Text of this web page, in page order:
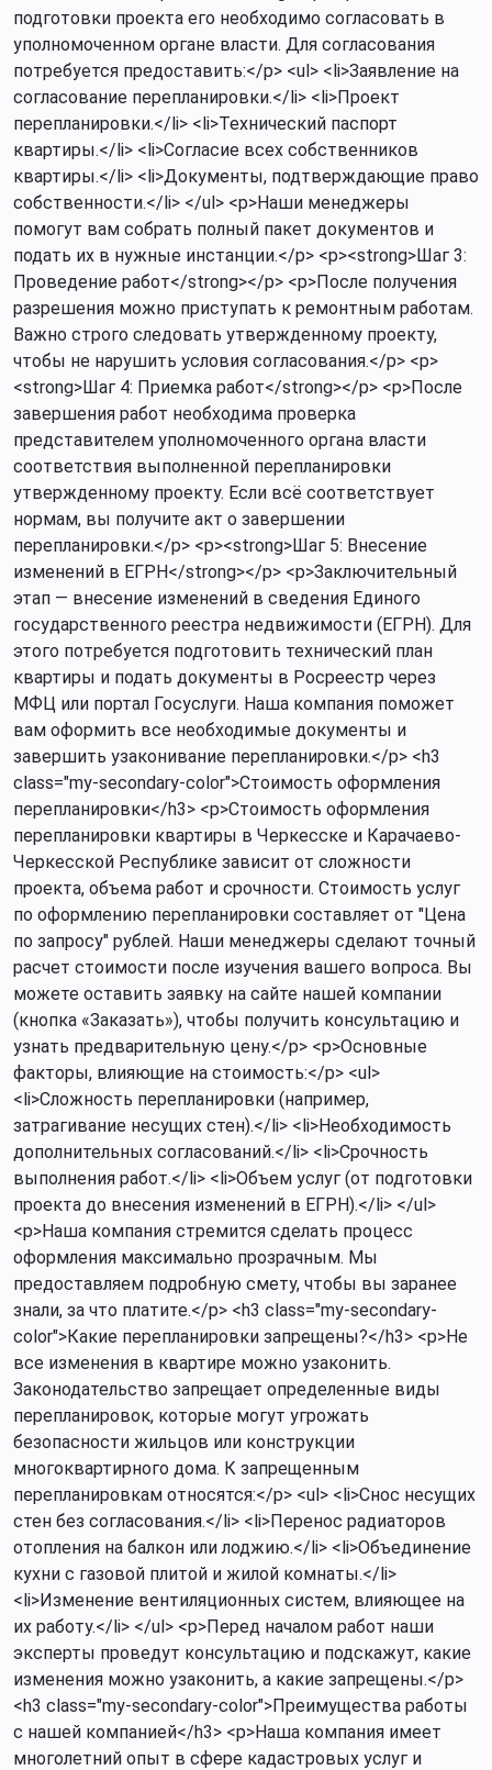
подготовки проекта его необходимо согласовать в
уполномоченном органе власти. Для согласования
потребуется предоставить:</p> <ul> <li>Заявление на
согласование перепланировки.</li> <li>Проект
перепланировки.</li> <li>Технический паспорт
квартиры.</li> <li>Согласие всех собственников
квартиры.</li> <li>Документы, подтверждающие право
собственности.</li> </ul> <p>Наши менеджеры
помогут вам собрать полный пакет документов и
подать их в нужные инстанции.</p> <p><strong>Шаг 3:
Проведение работ</strong></p> <p>После получения
разрешения можно приступать к ремонтным работам.
Важно строго следовать утвержденному проекту,
чтобы не нарушить условия согласования.</p> <p>
<strong>Шаг 4: Приемка работ</strong></p> <p>После
завершения работ необходима проверка
представителем уполномоченного органа власти
соответствия выполненной перепланировки
утвержденному проекту. Если всё соответствует
нормам, вы получите акт о завершении
перепланировки.</p> <p><strong>Шаг 5: Внесение
изменений в ЕГРН</strong></p> <p>Заключительный
этап — внесение изменений в сведения Единого
государственного реестра недвижимости (ЕГРН). Для
этого потребуется подготовить технический план
квартиры и подать документы в Росреестр через
МФЦ или портал Госуслуги. Наша компания поможет
вам оформить все необходимые документы и
завершить узаконивание перепланировки.</p> <h3
class="my-secondary-color">Стоимость оформления
перепланировки</h3> <p>Стоимость оформления
перепланировки квартиры в Черкесске и Карачаево-
Черкесской Республике зависит от сложности
проекта, объема работ и срочности. Стоимость услуг
по оформлению перепланировки составляет от "Цена
по запросу" рублей. Наши менеджеры сделают точный
расчет стоимости после изучения вашего вопроса. Вы
можете оставить заявку на сайте нашей компании
(кнопка «Заказать»), чтобы получить консультацию и
узнать предварительную цену.</p> <p>Основные
факторы, влияющие на стоимость:</p> <ul>
<li>Сложность перепланировки (например,
затрагивание несущих стен).</li> <li>Необходимость
дополнительных согласований.</li> <li>Срочность
выполнения работ.</li> <li>Объем услуг (от подготовки
проекта до внесения изменений в ЕГРН).</li> </ul>
<p>Наша компания стремится сделать процесс
оформления максимально прозрачным. Мы
предоставляем подробную смету, чтобы вы заранее
знали, за что платите.</p> <h3 class="my-secondary-
color">Какие перепланировки запрещены?</h3> <p>Не
все изменения в квартире можно узаконить.
Законодательство запрещает определенные виды
перепланировок, которые могут угрожать
безопасности жильцов или конструкции
многоквартирного дома. К запрещенным
перепланировкам относятся:</p> <ul> <li>Снос несущих
стен без согласования.</li> <li>Перенос радиаторов
отопления на балкон или лоджию.</li> <li>Объединение
кухни с газовой плитой и жилой комнаты.</li>
<li>Изменение вентиляционных систем, влияющее на
их работу.</li> </ul> <p>Перед началом работ наши
эксперты проведут консультацию и подскажут, какие
изменения можно узаконить, а какие запрещены.</p>
<h3 class="my-secondary-color">Преимущества работы
с нашей компанией</h3> <p>Наша компания имеет
многолетний опыт в сфере кадастровых услуг и